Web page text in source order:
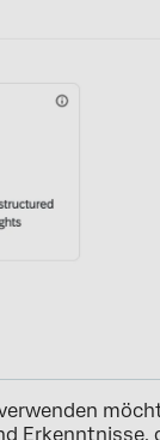
Erkenntnisse,